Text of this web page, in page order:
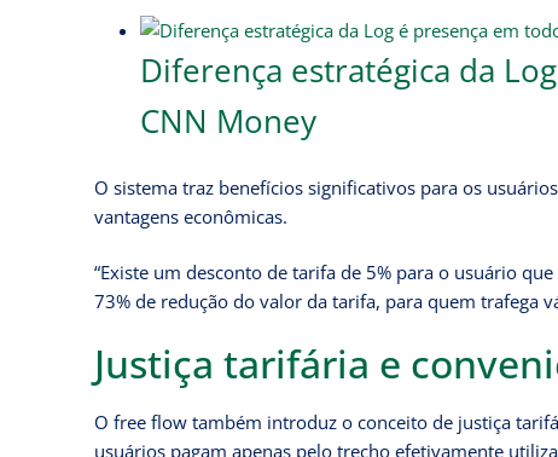
Diferença estratégica da
CNN Money
O sistema traz benefícios significativos para os
vantagens econômicas.
“Existe um desconto de tarifa de 5% para o usuário
73% de redução do valor da tarifa, para quem trafega
Justiça tarifária e
O free flow também introduz o conceito de justiça
usuários pagam apenas pelo trecho efetivamente